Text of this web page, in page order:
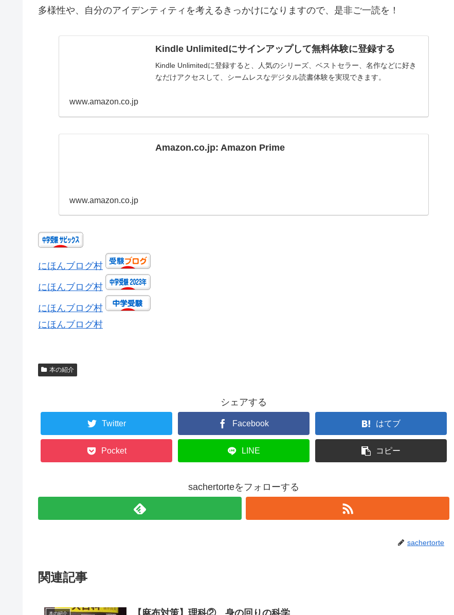
多様性や、自分のアイデンティティを考えるきっかけになりますので、是非ご一読を！
Kindle Unlimitedにサインアップして無料体験に登録する
Kindle Unlimitedに登録すると、人気のシリーズ、ベストセラー、名作などに好き
なだけアクセスして、シームレスなデジタル読書体験を実現できます。
www.amazon.co.jp
Amazon.co.jp: Amazon Prime
www.amazon.co.jp
にほんブログ村
にほんブログ村
にほんブログ村
にほんブログ村
本の紹介
シェアする
Twitter Facebook はてブ
Pocket LINE コピー
sachertorteをフォローする
sachertorte
関連記事
本の紹介 【麻布対策】理科② 身の回りの科学